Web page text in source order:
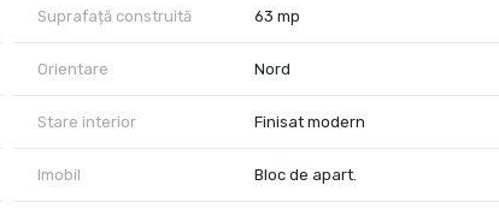
Suprafață construită 63 mp
Orientare Nord
Stare interior Finisat modern
Imobil Bloc de apart.